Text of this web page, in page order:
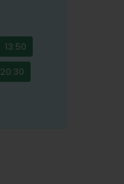
13:50
20:30